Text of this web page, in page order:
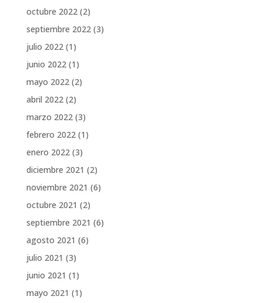
octubre 2022(2)
septiembre 2022(3)
julio 2022(1)
junio 2022(1)
mayo 2022(2)
abril 2022(2)
marzo 2022(3)
febrero 2022(1)
enero 2022(3)
diciembre 2021 (2)
noviembre 2021 (6)
octubre 2021 (2)
septiembre 2021 (6)
agosto 2021 (6)
julio 2021 (3)
junio 2021 (1)
mayo 2021 (1)